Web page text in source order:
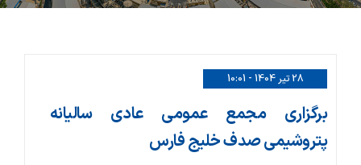
28 تیر 1404 - 10:01
برگزاری مجمع عمومی عادی سالیانه
پتروشیمی صدف خلیج فارس